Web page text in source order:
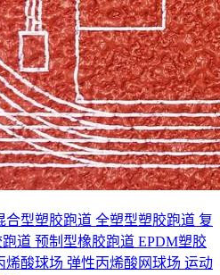
合型塑胶跑道 全塑型塑胶跑道 复
道 预制型橡胶跑道 EPDM塑胶
烯酸球场 弹性丙烯酸网球场 运动